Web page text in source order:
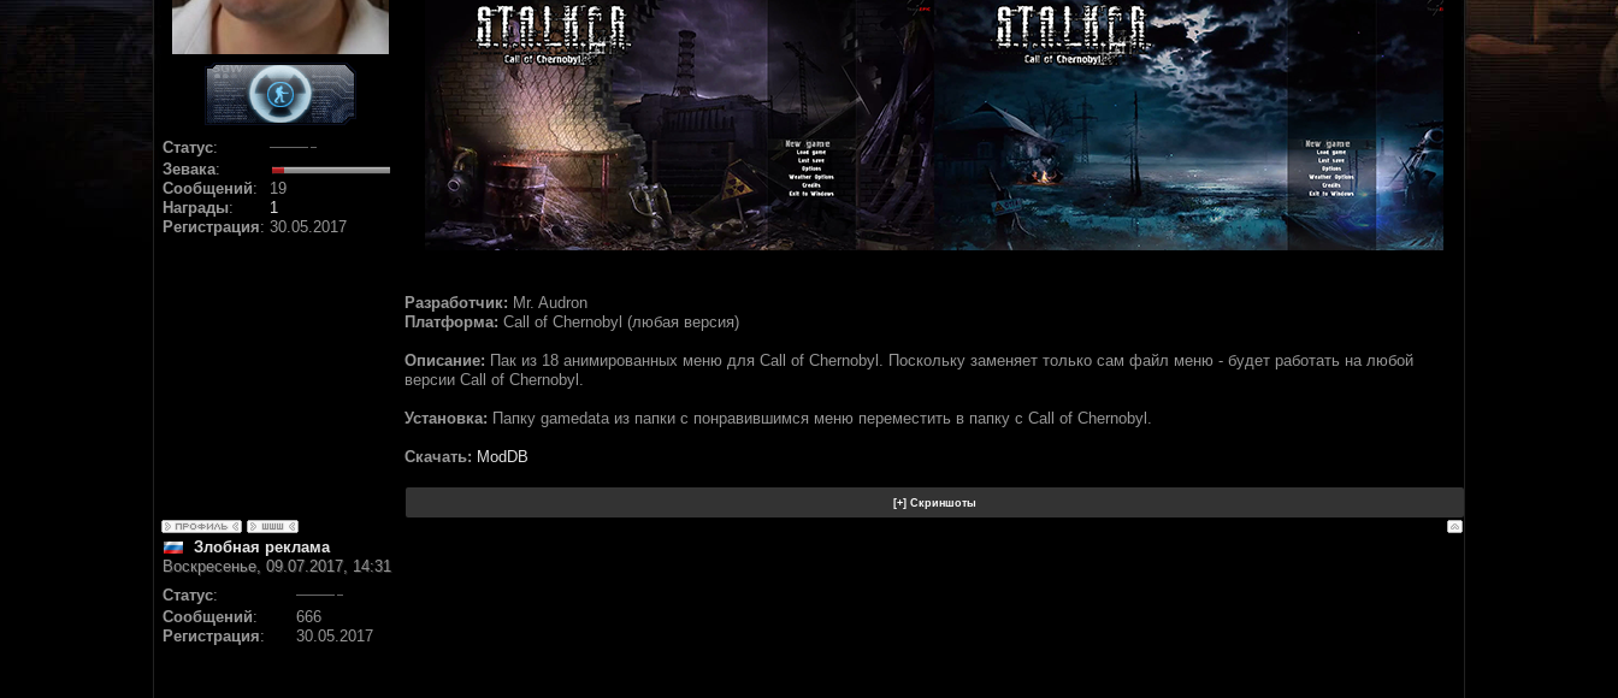
Статус:
Зевака:
Сообщений:
19
Награды:
1
Регистрация: 30.05.2017
Разработчик: Mr. Audron
Платформа: Call of Chernobyl (любая версия)
Описание: Пак из 18 анимированных меню для Call of Chernobyl. Поскольку заменяет только сам файл меню - будет работать на любой
версии Call of Chernobyl.
Установка: Папку gamedata из папки с понравившимся меню переместить в папку с Call of Chernobyl.
Скачать: ModDB
Злобная реклама
Воскресенье, 09.07.2017, 14:31
Статус:
Сообщений:
666
Регистрация: 30.05.2017